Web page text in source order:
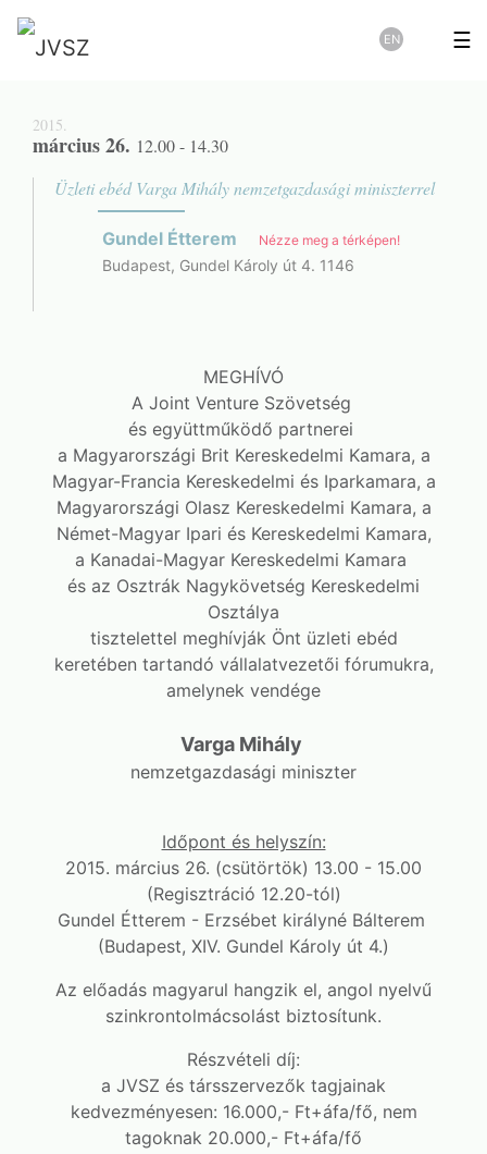
☰
EN
2015.
március 26. 12.00 - 14.30
Üzleti ebéd Varga Mihály nemzetgazdasági miniszterrel
Gundel Étterem Nézze meg a térképen!
Budapest, Gundel Károly út 4. 1146
MEGHÍVÓ
A Joint Venture Szövetség
és együttműködő partnerei
a Magyarországi Brit Kereskedelmi Kamara, a
Magyar-Francia Kereskedelmi és Iparkamara, a
Magyarországi Olasz Kereskedelmi Kamara, a
Német-Magyar Ipari és Kereskedelmi Kamara,
a Kanadai-Magyar Kereskedelmi Kamara
és az Osztrák Nagykövetség Kereskedelmi
Osztálya
tisztelettel meghívják Önt üzleti ebéd
keretében tartandó vállalatvezetői fórumukra,
amelynek vendége
Varga Mihály
nemzetgazdasági miniszter
Időpont és helyszín:
2015. március 26. (csütörtök) 13.00 - 15.00
(Regisztráció 12.20-tól)
Gundel Étterem - Erzsébet királyné Bálterem
(Budapest, XIV. Gundel Károly út 4.)
Az előadás magyarul hangzik el, angol nyelvű
szinkrontolmácsolást biztosítunk.
Részvételi díj:
a JVSZ és társszervezők tagjainak
kedvezményesen: 16.000,- Ft+áfa/fő, nem
tagoknak 20.000,- Ft+áfa/fő